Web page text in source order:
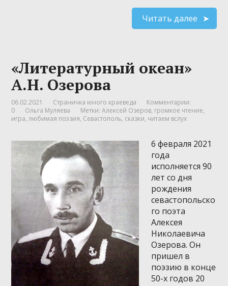
Читать далее
«Литературный океан»
А.Н. Озерова
06.02.2021 Страничка юного краеведа
Комментарии:
0
Ольга Муляева Метки:Алексей Озеров, громкое чтение,
игра,любимая поэзия, Севастополь, сказки, читаем вслух
6 февраля 2021
года
исполняется 90
лет со дня
рождения
севастопольско
го поэта
Алексея
Николаевича
Озерова. Он
пришел в
поэзию в конце
50-х годов 20